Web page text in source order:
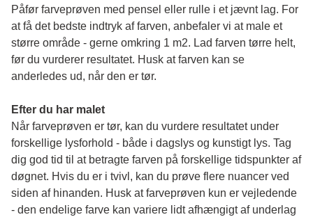
Påfør farveprøven med pensel eller rulle i et jævnt lag. For
at få det bedste indtryk af farven, anbefaler vi at male et
større område - gerne omkring 1 m2. Lad farven tørre helt,
før du vurderer resultatet. Husk at farven kan se
anderledes ud, når den er tør.
Efter du har malet
Når farveprøven er tør, kan du vurdere resultatet under
forskellige lysforhold - både i dagslys og kunstigt lys. Tag
dig god tid til at betragte farven på forskellige tidspunkter af
døgnet. Hvis du er i tvivl, kan du prøve flere nuancer ved
siden af hinanden. Husk at farveprøven kun er vejledende
- den endelige farve kan variere lidt afhængigt af underlag